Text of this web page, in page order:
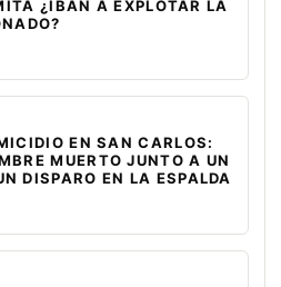
¿IBAN A EXPLOTAR LA
EN SAN CARLOS:
MUERTO JUNTO A UN
DISPARO EN LA ESPALDA